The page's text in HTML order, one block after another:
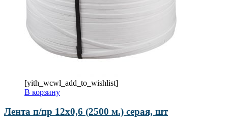
[yith_wcwl_add_to_wishlist]
В корзину
Лента п/пр 12х0,6 (2500 м.) серая, шт